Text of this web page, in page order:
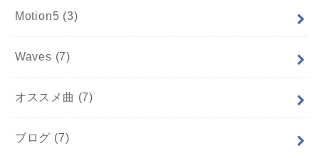
Motion5 (3)
Waves (7)
オススメ曲 (7)
ブログ (7)